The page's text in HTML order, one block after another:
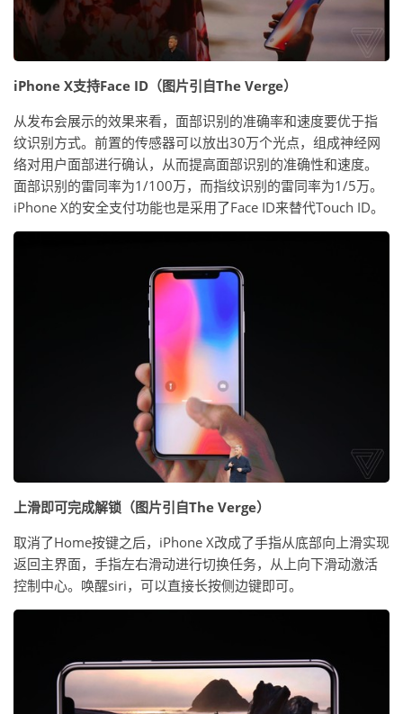
iPhone X支持Face ID（图片引自The Verge）
从发布会展示的效果来看，面部识别的准确率和速度要优于指
纹识别方式。前置的传感器可以放出30万个光点，组成神经网
络对用户面部进行确认，从而提高面部识别的准确性和速度。
面部识别的雷同率为1/100万，而指纹识别的雷同率为1/5万。
iPhone X的安全支付功能也是采用了Face ID来替代Touch ID。
上滑即可完成解锁（图片引自The Verge）
取消了Home按键之后，iPhone X改成了手指从底部向上滑实现
返回主界面，手指左右滑动进行切换任务，从上向下滑动激活
控制中心。唤醒siri，可以直接长按侧边键即可。